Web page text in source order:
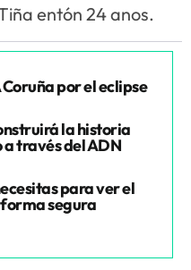
entón 24 anos.
por el eclipse
la historia
través del ADN
para ver el
forma segura